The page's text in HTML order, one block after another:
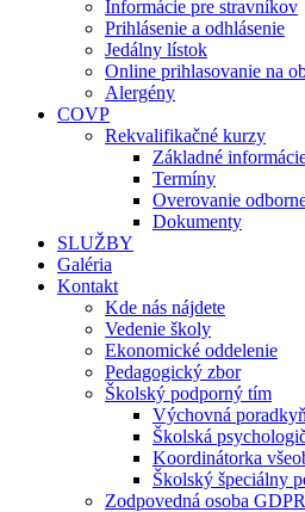
Informácie pre stravníkov
Prihlásenie a odhlásenie
Jedálny lístok
Online prihlasovanie na
Alergény
COVP
Rekvalifikačné kurzy
Základné
Termíny
Overovanie
Dokumenty
SLUŽBY
Galéria
Kontakt
Kde nás nájdete
Vedenie školy
Ekonomické oddelenie
Pedagogický zbor
Školský podporný tím
Výchovná
Školská
Koordinátorka
Školský špeciálny
Zodpovedná osoba GDPR